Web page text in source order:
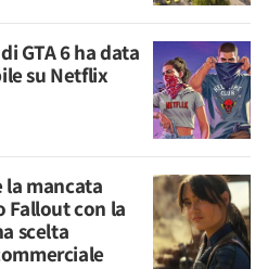
GTA 6 ha data
su Netflix
la mancata
Fallout con la
scelta